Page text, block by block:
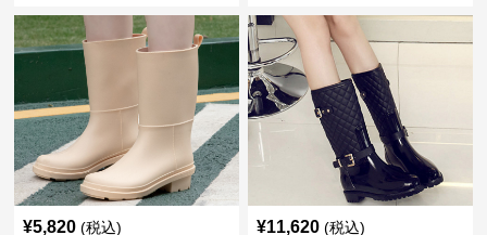
¥5,820 (税込) ¥11,620 (税込)